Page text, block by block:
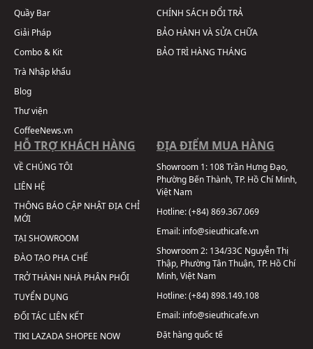
Quầy Bar
Giải Pháp
Combo & Kit
Trà Nhập khẩu
Blog
Thư viện
CoffeeNews.vn
CHÍNH SÁCH ĐỔI TRẢ
BẢO HÀNH VÀ SỬA CHỮA
BẢO TRÌ HÀNG THÁNG
HỖ TRỢ KHÁCH HÀNG
VỀ CHÚNG TÔI
LIÊN HỆ
THÔNG BÁO CẬP NHẬT ĐỊA CHỈ
MỚI
TẠI SHOWROOM
ĐÀO TẠO PHA CHẾ
TRỞ THÀNH NHÀ PHÂN PHỐI
TUYỂN DỤNG
ĐỐI TÁC LIÊN KẾT
TIKI LAZADASHOPEE NOW
ĐỊA ĐIỂM MUA HÀNG
Showroom 1: 108 Trần Hưng Đạo,
Phường Bến Thành, TP. Hồ Chí Minh,
Việt Nam
Hotline:(+84) 869.367.069
Email: info@sieuthicafe.vn
Showroom 2: 134/33C Nguyễn Thị
Thập, Phường Tân Thuận, TP. Hồ Chí
Minh, Việt Nam
Hotline:(+84) 898.149.108
Email: info@sieuthicafe.vn
Đặt hàng quốc tế